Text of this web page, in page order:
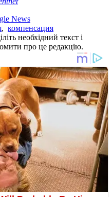
News
, компенсация
необхідний текст і
про це редакцію.